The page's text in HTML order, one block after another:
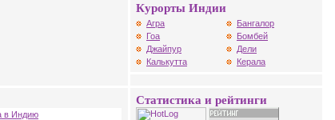
Курорты Индии
Агра
Гоа
Джайпур
Калькутта
Бангалор
Бомбей
Дели
Керала
в Индию
Статистика и рейтинги